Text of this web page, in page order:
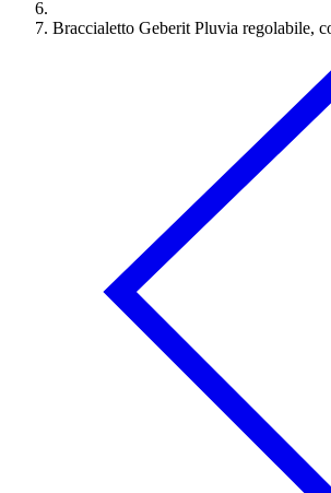
Braccialetto Geberit Pluvia regolabile,